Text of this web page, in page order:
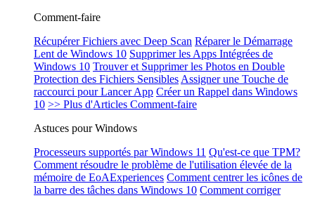
Comment-faire
Récupérer Fichiers avec Deep Scan Réparer le Démarrage
Lent de Windows 10 Supprimer les Apps Intégrées de
Windows 10 Trouver et Supprimer les Photos en Double
Protection des Fichiers Sensibles Assigner une Touche de
raccourci pour Lancer App Créer un Rappel dans Windows
10 >> Plus d'Articles Comment-faire
Astuces pour Windows
Processeurs supportés par Windows 11 Qu'est-ce que TPM?
Comment résoudre le problème de l'utilisation élevée de la
mémoire de EoAExperiences Comment centrer les icônes de
la barre des tâches dans Windows 10 Comment corriger